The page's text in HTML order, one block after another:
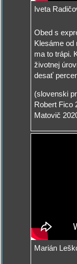
Iveta
Obed s
Klesáme od
ma to trápi.
životnej
desať
(slovenski
Robert Fico
Matovič
Marián